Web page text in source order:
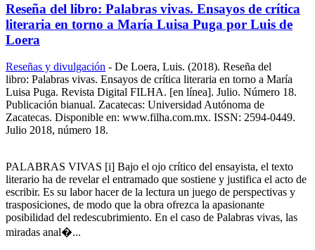
Reseña del libro: Palabras vivas. Ensayos de crítica
literaria en torno a María Luisa Puga por Luis de
Loera
Reseñas y divulgación - De Loera, Luis. (2018). Reseña del
libro: Palabras vivas. Ensayos de crítica literaria en torno a María
Luisa Puga. Revista Digital FILHA. [en línea]. Julio. Número 18.
Publicación bianual. Zacatecas: Universidad Autónoma de
Zacatecas. Disponible en: www.filha.com.mx. ISSN: 2594-0449.
Julio 2018, número 18.
PALABRAS VIVAS [i] Bajo el ojo crítico del ensayista, el texto
literario ha de revelar el entramado que sostiene y justifica el acto de
escribir. Es su labor hacer de la lectura un juego de perspectivas y
trasposiciones, de modo que la obra ofrezca la apasionante
posibilidad del redescubrimiento. En el caso de Palabras vivas, las
miradas anal�...